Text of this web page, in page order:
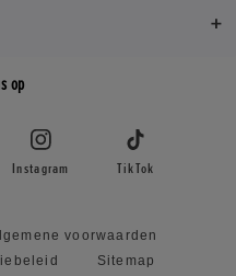
op
Instagram TikTok
voorwaarden
Sitemap